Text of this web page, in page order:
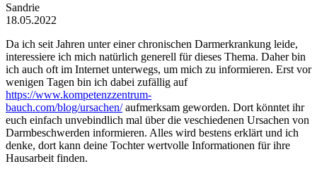
Sandrie
18.05.2022
Da ich seit Jahren unter einer chronischen Darmerkrankung leide,
interessiere ich mich natürlich generell für dieses Thema. Daher bin
ich auch oft im Internet unterwegs, um mich zu informieren. Erst vor
wenigen Tagen bin ich dabei zufällig auf
https://www.kompetenzzentrum-
bauch.com/blog/ursachen/aufmerksam geworden. Dort könntet ihr
euch einfach unvebindlich mal über die veschiedenen Ursachen von
Darmbeschwerden informieren. Alles wird bestens erklärt und ich
denke, dort kann deine Tochter wertvolle Informationen für ihre
Hausarbeit finden.